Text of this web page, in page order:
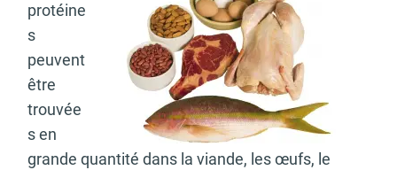
protéine
s
peuvent
être
trouvée
s en
grande quantité dans la viande, les œufs, le